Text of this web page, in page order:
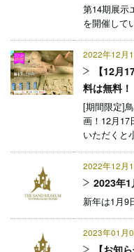
第14期展示
を開催して
2022年12月
【12月
料は無料！
[期間限定]
画！12月17
いただくと
2022年12月
2023年1
新年は1月9
2023年01月